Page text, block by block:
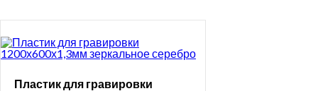
Пластик для гравировки